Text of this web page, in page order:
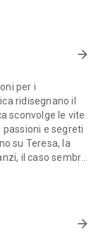
arrow_forward
per i
ridisegnano il
sconvolge le vite
e segreti
su Teresa, la
il caso sembra
mente sapendo di
arrow_forward